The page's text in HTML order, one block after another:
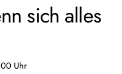
sich alles
Uhr